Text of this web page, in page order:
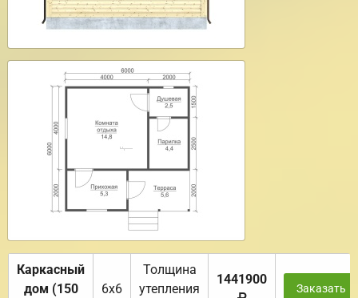
Каркасный
дом (150
6х6
Толщина
утепления
1441900
Заказать